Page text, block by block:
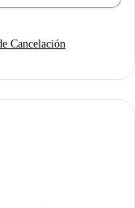
Cancelación